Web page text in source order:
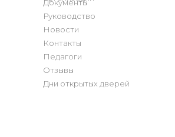
Руководство
Новости
Контакты
Отзывы
Педагоги
Дни открытых дверей
Документы